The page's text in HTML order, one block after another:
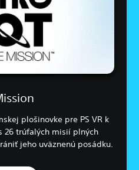
plošinovke pre PS VR k
26 trúfalých misií plných
jeho uväznenú posádku.